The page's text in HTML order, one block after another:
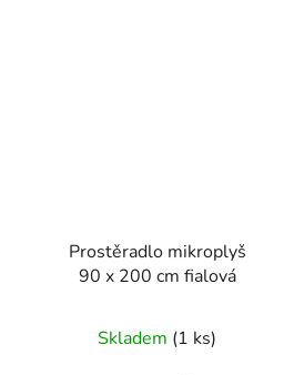
Prostěradlo mikroplyš
90 x 200 cm fialová
Skladem (1 ks)